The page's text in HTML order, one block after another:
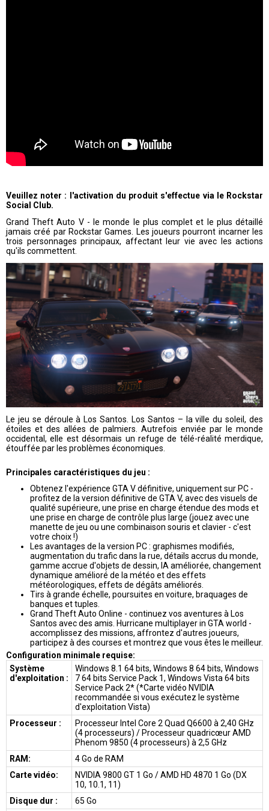
Veuillez noter : l'activation du produit s'effectue via le Rockstar
Social Club.
Grand Theft Auto V - le monde le plus complet et le plus détaillé
jamais créé par Rockstar Games. Les joueurs pourront incarner les
trois personnages principaux, affectant leur vie avec les actions
qu'ils commettent.
Le jeu se déroule à Los Santos. Los Santos – la ville du soleil, des
étoiles et des allées de palmiers. Autrefois enviée par le monde
occidental, elle est désormais un refuge de télé-réalité merdique,
étouffée par les problèmes économiques.
Principales caractéristiques du jeu :
Obtenez l'expérience GTA V définitive, uniquement sur PC -
profitez de la version définitive de GTA V, avec des visuels de
qualité supérieure, une prise en charge étendue des mods et
une prise en charge de contrôle plus large (jouez avec une
manette de jeu ou une combinaison souris et clavier - c'est
votre choix !)
Les avantages de la version PC : graphismes modifiés,
augmentation du trafic dans la rue, détails accrus du monde,
gamme accrue d'objets de dessin, IA améliorée, changement
dynamique amélioré de la météo et des effets
météorologiques, effets de dégâts améliorés.
Tirs à grande échelle, poursuites en voiture, braquages de
banques et tuples.
Grand Theft Auto Online - continuez vos aventures à Los
Santos avec des amis. Hurricane multiplayer in GTA world -
accomplissez des missions, affrontez d'autres joueurs,
participez à des courses et montrez que vous êtes le meilleur.
Configuration minimale requise:
Système
d'exploitation :
Windows 8.1 64 bits, Windows 8 64 bits, Windows
7 64 bits Service Pack 1, Windows Vista 64 bits
Service Pack 2* (*Carte vidéo NVIDIA
recommandée si vous exécutez le système
d'exploitation Vista)
Processeur :
Processeur Intel Core 2 Quad Q6600 à 2,40 GHz
(4 processeurs) / Processeur quadricœur AMD
Phenom 9850 (4 processeurs) à 2,5 GHz
RAM:
4 Go de RAM
Carte vidéo:
NVIDIA 9800 GT 1 Go / AMD HD 4870 1 Go (DX
10, 10.1, 11)
Disque dur :
65 Go